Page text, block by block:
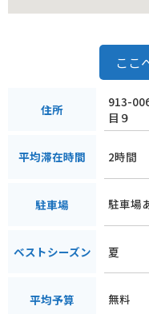
ここ
住所
913-
目９
平均滞在時間 2時間
駐車場 駐車場
ベストシーズン 夏
平均予算 無料